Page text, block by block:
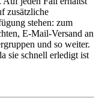
zusätzliche
stehen: zum
E-Mail-Versand an
und so weiter.
sie schnell erledigt ist